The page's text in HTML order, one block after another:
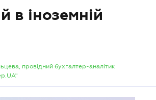
в іноземній
провідний бухгалтер-аналітик